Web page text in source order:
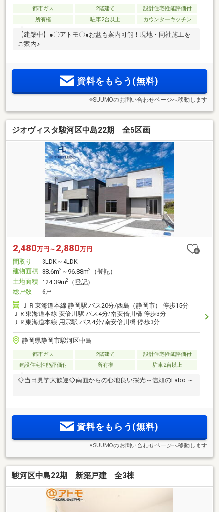
都市ガス 2階建て
設計住宅性能評価付
所有権
駐車2台以上 カウンターキッチン
【建築中】●〇アトモ〇●お盆も案内可能！現地・同社施工を
ご案内♪
資料をもらう(無料)
※SUUMOのお問い合わせページへ移動します
ジオヴィスタ駿河区中島22期 全6区画
2,480万円～ 2,880万円
間取り
3LDK～4LDK
建物面積 88.6m2 ～96.88m2
（登記）
土地面積 124.39m2
（登記）
総戸数
6戸
ＪＲ東海道本線 静岡駅 バス20分/西島（静岡市） 停歩15分
ＪＲ東海道本線 安倍川駅 バス4分/南安倍川橋 停歩3分
ＪＲ東海道本線 用宗駅 バス4分/南安倍川橋 停歩3分
静岡県静岡市駿河区中島
都市ガス 2階建て
設計住宅性能評価付
建設住宅性能評価付
所有権 駐車2台以上
◇当日見学大歓迎◇南面からの心地良い採光～信頼のLabo.～
資料をもらう(無料)
※SUUMOのお問い合わせページへ移動します
駿河区中島22期 新築戸建 全3棟